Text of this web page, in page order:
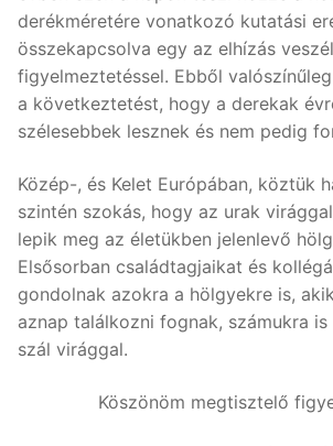
derékméretére vonatkozó kutatási
összekapcsolva egy az elhízás
figyelmeztetéssel. Ebből
a következtetést, hogy a derekak
szélesebbek lesznek és nem pedig
Közép-, és Kelet Európában, köztük
szintén szokás, hogy az urak
lepik meg az életükben jelenlevő
Elsősorban családtagjaikat és
gondolnak azokra a hölgyekre is,
aznap találkozni fognak, számukra is
szál virággal.
Köszönöm megtisztelő